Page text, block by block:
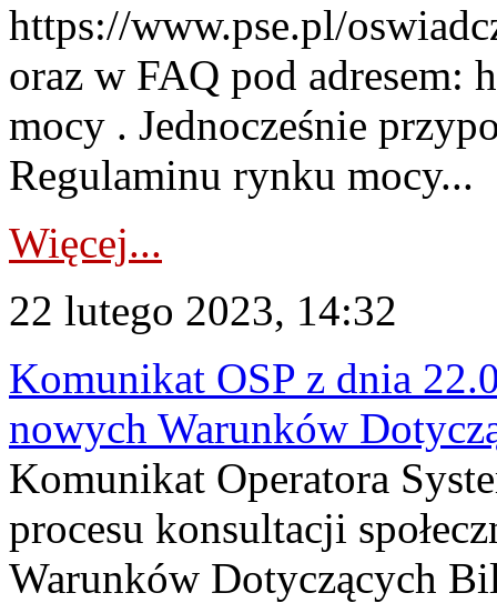
https://www.pse.pl/
oraz w FAQ pod adresem:
mocy . Jednocześnie
Regulaminu rynku mocy...
Więcej...
22 lutego 2023, 14:32
Komunikat OSP z dnia
nowych Warunków
Komunikat Operatora
procesu konsultacji
Warunków Dotyczących